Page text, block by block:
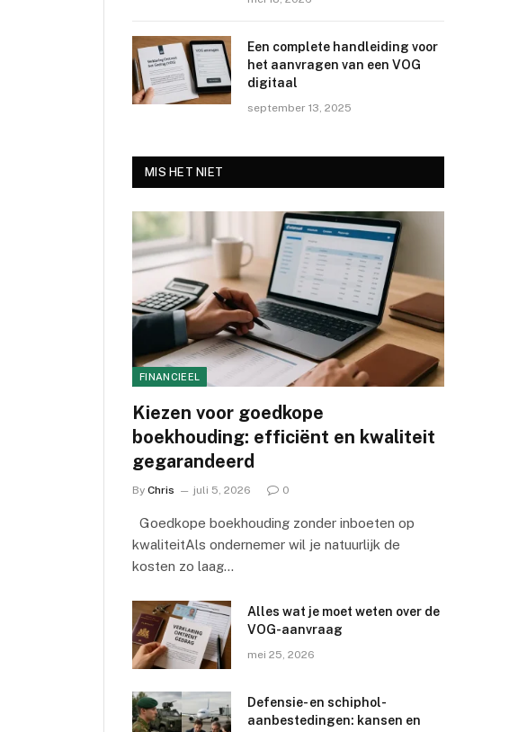
Een complete handleiding voor
het aanvragen van een VOG
digitaal
september 13, 2025
MIS HET NIET
FINANCIEEL
Kiezen voor goedkope
boekhouding: efficiënt en kwaliteit
gegarandeerd
By Chris juli 5, 2026 0
Goedkope boekhouding zonder inboeten op
kwaliteitAls ondernemer wil je natuurlijk de
kosten zo laag…
Alles wat je moet weten over de
VOG-aanvraag
mei 25, 2026
Defensie- en schiphol-
aanbestedingen: kansen en